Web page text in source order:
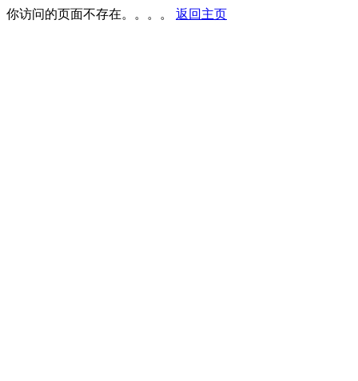
你访问的页面不存在。。。。 返回主页